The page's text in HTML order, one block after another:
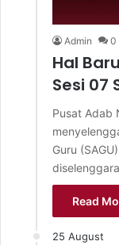
Admin 0
Hal
Sesi 07
Pusat Adab
Guru
Read
25 August